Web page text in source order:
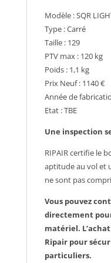
Modèle : SQR
Type : Carré
Taille : 129
PTV max : 120 kg
Poids : 1,1 kg
Prix Neuf : 1140 €
Année de
Etat : TBE
Une inspection
RIPAIR certifie le
aptitude au vol et
ne sont pas
Vous pouvez
directement
matériel.
Ripair pour
particuliers.